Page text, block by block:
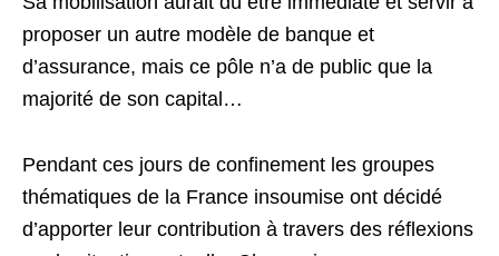
proposer un autre modèle de banque et
d’assurance, mais ce pôle n’a de public que la
majorité de son capital…
Pendant ces jours de confinement les groupes
thématiques de la France insoumise ont décidé
d’apporter leur contribution à travers des réflexions